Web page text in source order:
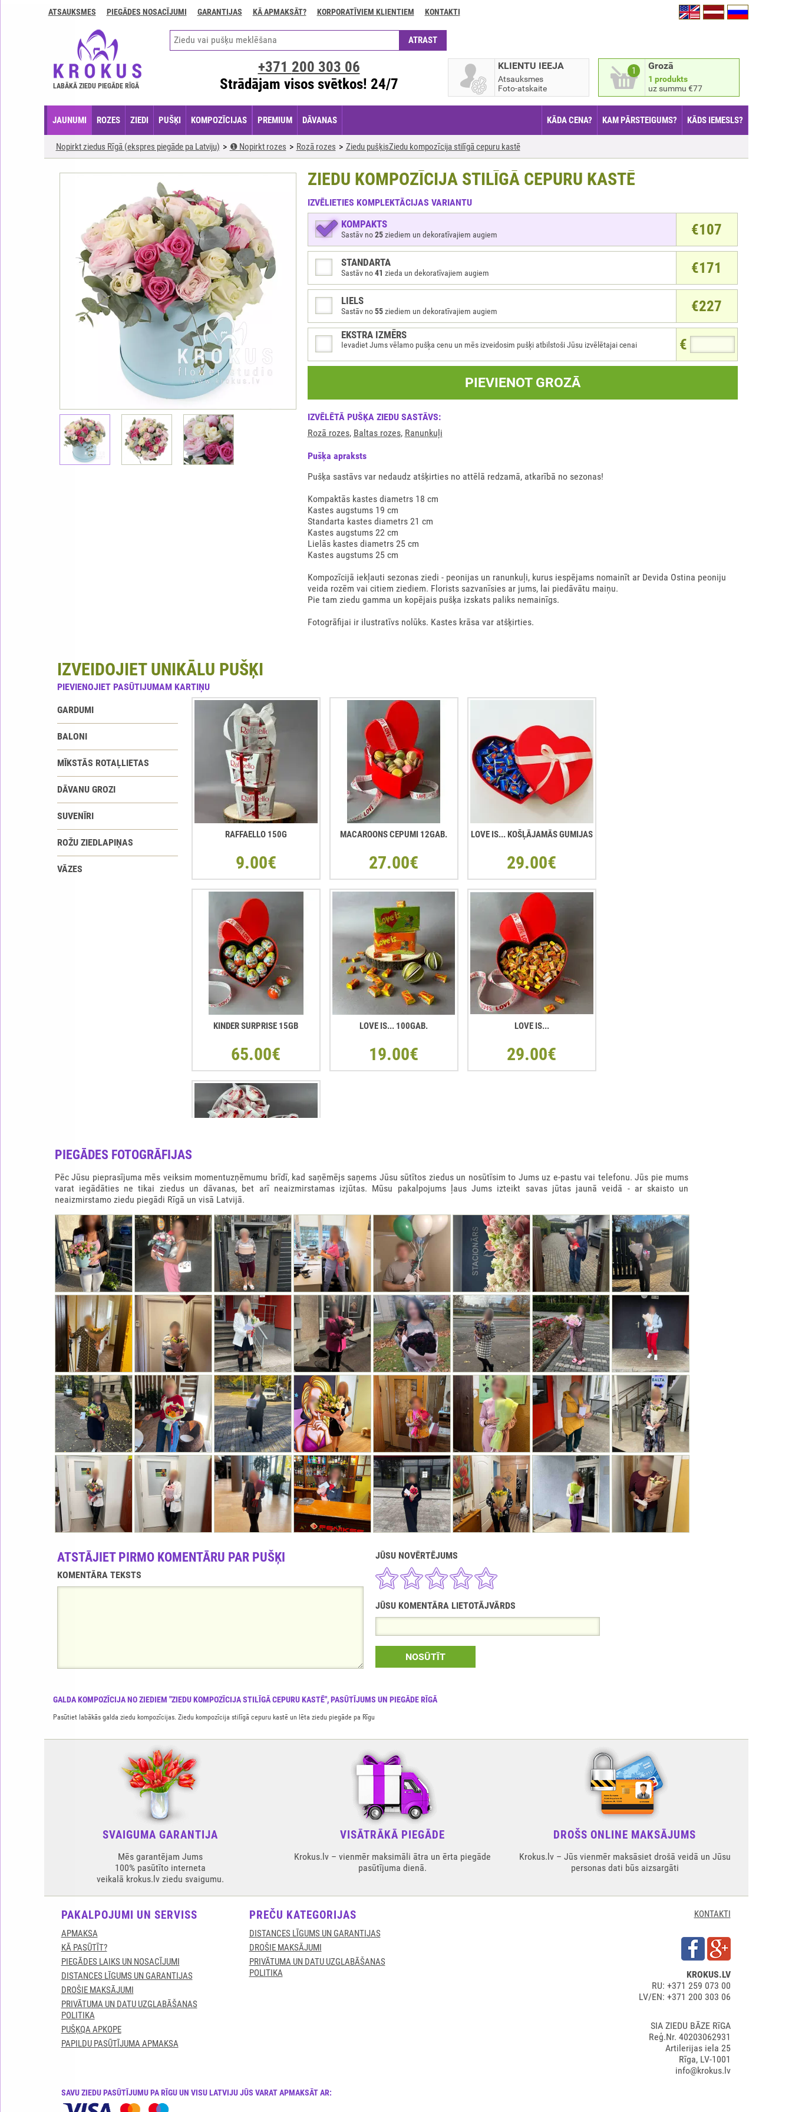
GARANTIJAS
apmaksāt?
pasūtījumu?
ATSAUKSMES PIEGĀDES NOSACĪJUMI GARANTIJAS KĀ APMAKSĀT? KORPORATĪVIEM KLIENTIEM KONTAKTI
GALDA KOMPOZĪCIJA NO ZIEDIEM "ZIEDU KOMPOZĪCIJA STILĪGĀ CEPURU KASTĒ", PASŪTĪJUMS UN PIEGĀDE RĪGĀ
Pasūtiet labākās galda ziedu kompozīcijas. Ziedu kompozīcija stilīgā cepuru kastē un lēta ziedu piegāde pa Rīgu
LABĀKĀ ZIEDU PIEGĀDE RĪGĀ
1 Grozā
1 produkts
uz summu €77
KLIENTU IEEJA
Atsauksmes
Foto-atskaite
+371 200 303 06
Strādājam visos svētkos! 24/7
JAUNUMI ROZES ZIEDI PUŠĶI KOMPOZĪCIJAS PREMIUM DĀVANAS KĀDA CENA? KAM PĀRSTEIGUMS? KĀDS IEMESLS?
Nopirkt ziedus Rīgā (ekspres piegāde pa Latviju) ❶ Nopirkt rozes Rozā rozes Ziedu pušķisZiedu kompozīcija stilīgā cepuru kastē
ZIEDU KOMPOZĪCIJA STILĪGĀ CEPURU KASTĒ
IZVĒLIETIES KOMPLEKTĀCIJAS VARIANTU
€107
KOMPAKTS
Sastāv no25ziediem un dekoratīvajiem augiem
€171
STANDARTA
Sastāv no41 zieda un dekoratīvajiem augiem
€227
LIELS
Sastāv no55ziediem un dekoratīvajiem augiem
€
EKSTRA IZMĒRS
Ievadiet Jums vēlamo pušķa cenu un mēs izveidosim pušķi atbilstoši Jūsu izvēlētajai cenai
PIEVIENOT GROZĀ
IZVĒLĒTĀ PUŠĶA ZIEDU SASTĀVS:
Rozā rozes, Baltas rozes, Ranunkuļi
Pušķа apraksts
Pušķa sastāvs var nedaudz atšķirties no attēlā redzamā, atkarībā no sezonas!
Kompaktās kastes diametrs 18 cm
Kastes augstums 19 cm
Standarta kastes diametrs 21 cm
Kastes augstums 22 cm
Lielās kastes diametrs 25 cm
Kastes augstums 25 cm
Kompozīcijā iekļauti sezonas ziedi - peonijas un ranunkuļi, kurus iespējams nomainīt ar Devida Ostina peoniju
veida rozēm vai citiem ziediem. Florists sazvanīsies ar jums, lai piedāvātu maiņu.
Pie tam ziedu gamma un kopējais pušķa izskats paliks nemainīgs.
Fotogrāfijai ir ilustratīvs nolūks. Kastes krāsa var atšķirties.
IZVEIDOJIET UNIKĀLU PUŠĶI
PIEVIENOJIET PASŪTIJUMAM KARTIŅU
GARDUMI
BALONI
MĪKSTĀS ROTAĻLIETAS
DĀVANU GROZI
SUVENĪRI
ROŽU ZIEDLAPIŅAS
VĀZES
RAFFAELLO 150G
9.00€
MACAROONS CEPUMI 12GAB.
27.00€
LOVE IS... KOŠĻĀJAMĀS GUMIJAS
29.00€
KINDER SURPRISE 15GB
65.00€
LOVE IS... 100GAB.
19.00€
LOVE IS...
29.00€
RAFFAELLO SIRDS KASTE 900GR
65.00€
PIEGĀDES FOTOGRĀFIJAS
Pēc Jūsu pieprasījuma mēs veiksim momentuzņēmumu brīdī, kad saņēmējs saņems Jūsu sūtītos ziedus un nosūtīsim to Jums uz e-pastu vai telefonu. Jūs pie mums
varat iegādāties ne tikai ziedus un dāvanas, bet arī neaizmirstamas izjūtas. Mūsu pakalpojums ļaus Jums izteikt savas jūtas jaunā veidā - ar skaisto un
neaizmirstamo ziedu piegādi Rīgā un visā Latvijā.
ATSTĀJIET PIRMO KOMENTĀRU PAR PUŠĶI
KOMENTĀRA TEKSTS
JŪSU NOVĒRTĒJUMS
JŪSU KOMENTĀRA LIETOTĀJVĀRDS
NOSŪTĪT
SVAIGUMA GARANTIJA
Mēs garantējam Jums
100% pasūtīto interneta
veikalā krokus.lv ziedu svaigumu.
VISĀTRĀKĀ PIEGĀDE
Krokus.lv – vienmēr maksimāli ātra un ērta piegāde
pasūtījuma dienā.
DROŠS ONLINE MAKSĀJUMS
Krokus.lv – Jūs vienmēr maksāsiet drošā veidā un Jūsu
personas dati būs aizsargāti
PAKALPOJUMI UN SERVISS
APMAKSA
KĀ PASŪTĪT?
PIEGĀDES LAIKS UN NOSACĪJUMI
DISTANCES LĪGUMS UN GARANTIJAS
DROŠIE MAKSĀJUMI
PRIVĀTUMA UN DATU UZGLABĀŠANAS
POLITIKA
PUŠĶQA APKOPE
PAPILDU PASŪTĪJUMA APMAKSA
PREČU KATEGORIJAS
DISTANCES LĪGUMS UN GARANTIJAS
DROŠIE MAKSĀJUMI
PRIVĀTUMA UN DATU UZGLABĀŠANAS
POLITIKA
KONTAKTI
KROKUS.LV
RU: +371 259 073 00
LV/EN: +371 200 303 06
SIA ZIEDU BĀZE RīGA
Reģ.Nr. 40203062931
Artilerijas iela 25
Rīga, LV-1001
info@krokus.lv
SAVU ZIEDU PASŪTĪJUMU PA RĪGU UN VISU LATVIJU JŪS VARAT APMAKSĀT AR: